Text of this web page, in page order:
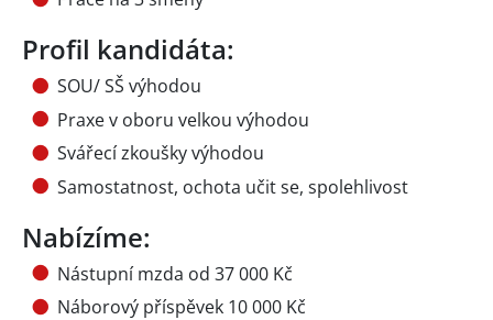
Profil kandidáta:
SOU/ SŠ výhodou
Praxe v oboru velkou výhodou
Svářecí zkoušky výhodou
Samostatnost, ochota učit se, spolehlivost
Nabízíme:
Nástupní mzda od 37 000 Kč
Náborový příspěvek 10 000 Kč